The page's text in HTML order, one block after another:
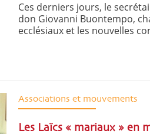
Ces derniers jours, le
don Giovanni Buontempo,
ecclésiaux et les nouvelles
Associations et mouvements
Les Laïcs « mariaux » en